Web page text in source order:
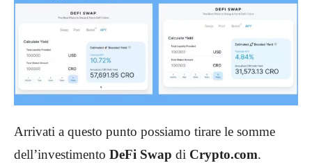
Arrivati a questo punto possiamo tirare le somme
dell’investimento DeFi Swap di Crypto.com.